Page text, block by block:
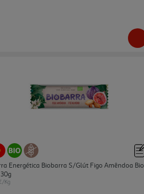
Energética Biobarra S/glút Figo Amêndoa Bio
Kg